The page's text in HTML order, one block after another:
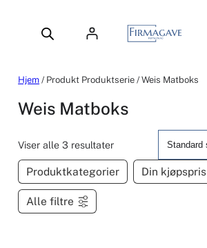
Hjem / Produkt Produktserie / Weis Matboks
Weis Matboks
Viser alle 3 resultater
Produktkategorier Din kjøpspris
Alle filtre